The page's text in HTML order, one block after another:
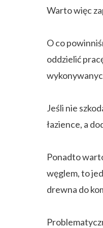
Warto więc
O co
oddzielić
Jeśli nie
łazience, a
Ponadto
węglem, to
drewna do